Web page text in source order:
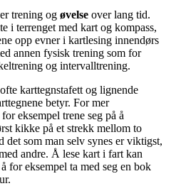
trening og øvelse over lang tid.
i terrenget med kart og kompass,
opp evner i kartlesing innendørs
annen fysisk trening som for
og intervalltrening.
karttegnstafett og lignende
betyr. For mer
eksempel trene seg på å
kikke på et strekk mellom to
det som man selv synes er viktigst,
andre. Å lese kart i fart kan
for eksempel ta med seg en bok